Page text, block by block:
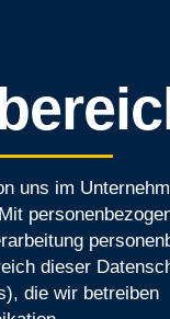
uns im
dieser
die wir betreiben